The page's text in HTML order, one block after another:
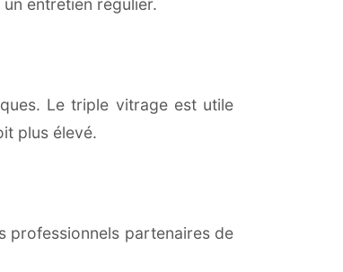
Le triple vitrage est utile
plus élevé.
professionnels partenaires de